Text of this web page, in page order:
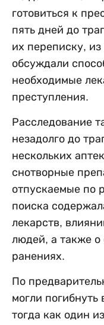
готовиться к
пять дней до
их переписку, из
обсуждали
необходимые
преступления.
Расследование
незадолго до
нескольких
снотворные
отпускаемые по
поиска
лекарств,
людей, а также
ранениях.
По
могли погибнуть
тогда как один